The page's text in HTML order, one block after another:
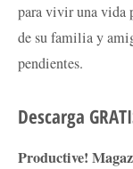
para vivir una vida
de su familia y
pendientes.
Descarga
Productive!